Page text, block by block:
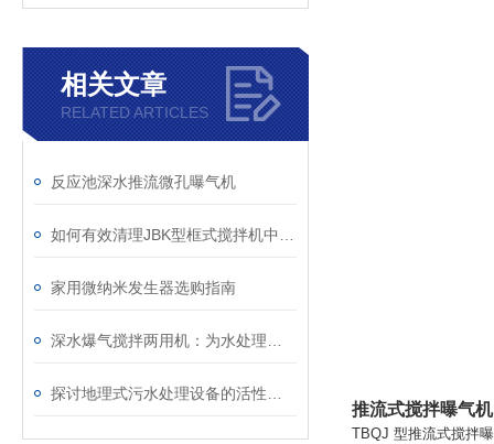
相关文章
RELATED ARTICLES
反应池深水推流微孔曝气机
家用微纳米发生器选购指南
推流式搅拌曝气
TBQJ 型推流式搅拌